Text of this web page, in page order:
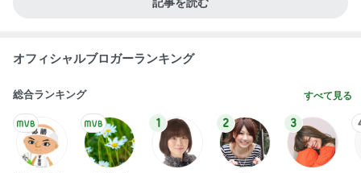
オフィシャルブロガーランキング
総合ランキング すべて見る
1 2 3